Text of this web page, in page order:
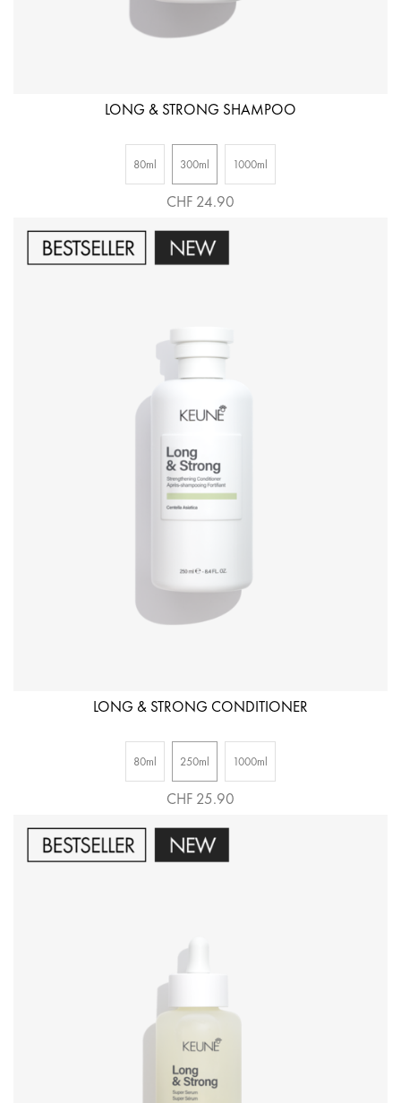
LONG & STRONG SHAMPOO
80ml 300ml 1000ml
CHF 24.90
LONG & STRONG CONDITIONER
80ml 250ml 1000ml
CHF 25.90